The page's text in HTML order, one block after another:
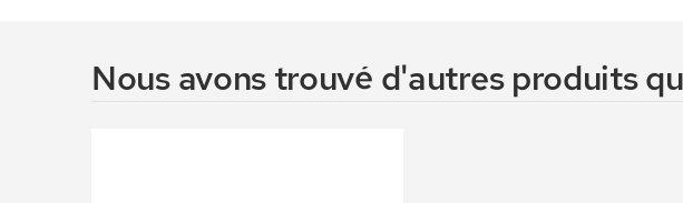
Nous avons trouvé d'autres produits